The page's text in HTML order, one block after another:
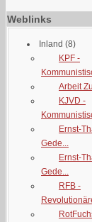
Weblinks
Inland (8)
KPF -
Arbeit
KJVD -
Ernst-
Gede...
Ernst-
Gede...
RFB -